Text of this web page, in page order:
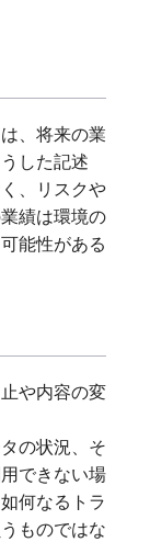
、将来の業
した記述
、リスクや
績は環境の
能性がある
や内容の変
の状況、そ
できない場
何なるトラ
ものではな